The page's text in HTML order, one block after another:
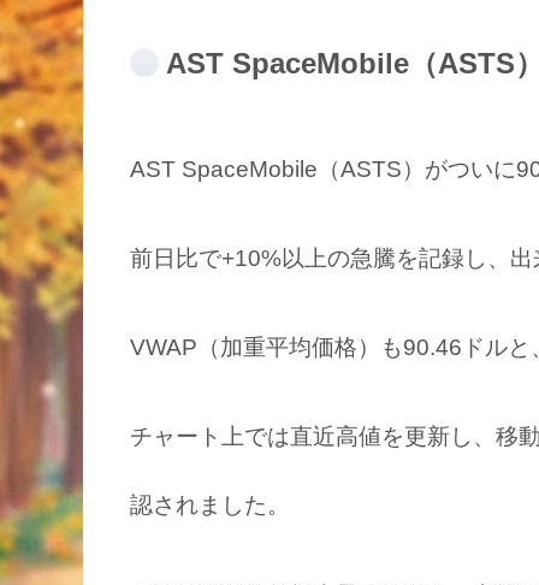
AST SpaceMobile（ASTS
AST SpaceMobile（ASTS）がついに
前日比で+10%以上の急騰を記録し、
VWAP（加重平均価格）も90.46ドル
チャート上では直近高値を更新し、移
認されました。